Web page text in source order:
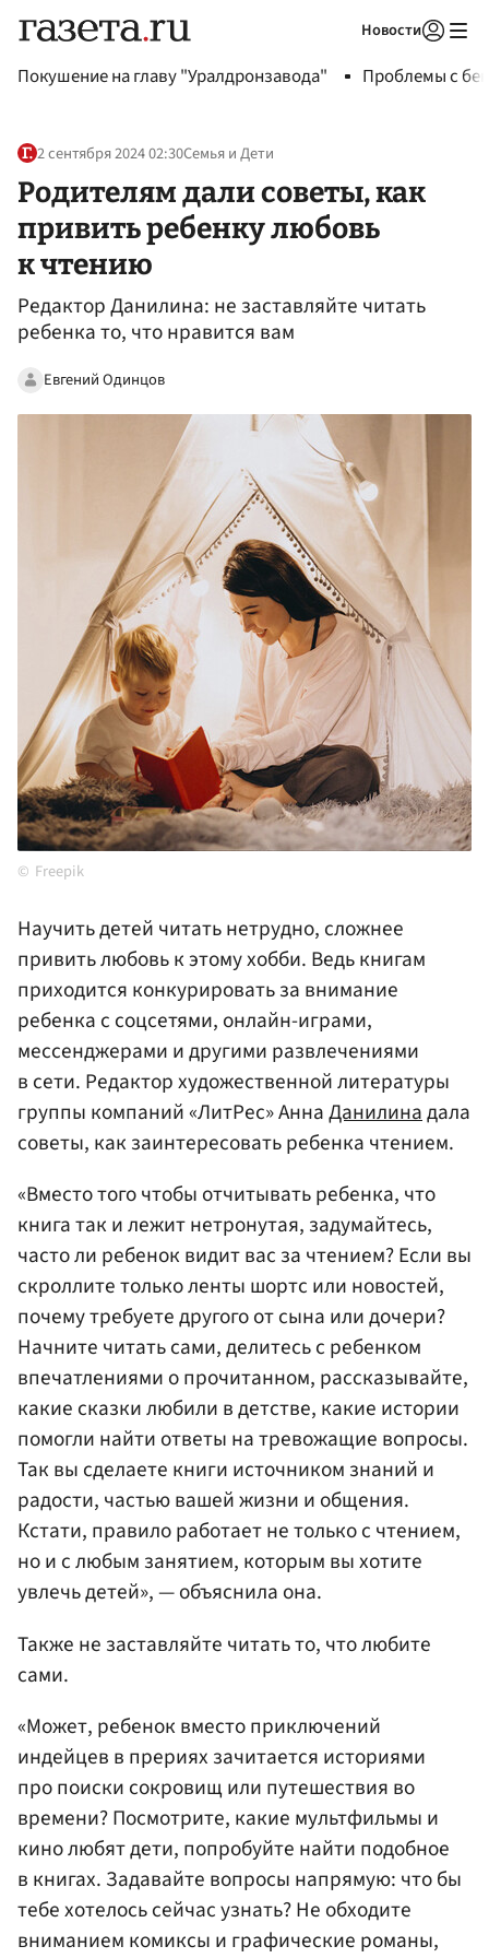
Новости
Покушение на главу "Уралдронзавода" Проблемы с
2 сентября 2024 02:30Семья и Дети
Родителям дали советы, как
привить ребенку любовь
к чтению
Редактор Данилина: не заставляйте читать
ребенка то, что нравится вам
Евгений Одинцов
Freepik
Научить детей читать нетрудно, сложнее
привить любовь к этому хобби. Ведь книгам
приходится конкурировать за внимание
ребенка с соцсетями, онлайн-играми,
мессенджерами и другими развлечениями
в сети. Редактор художественной литературы
группы компаний «ЛитРес» АннаДанилинадала
советы, как заинтересовать ребенка чтением.
«Вместо того чтобы отчитывать ребенка, что
книга так и лежит нетронутая, задумайтесь,
часто ли ребенок видит вас за чтением? Если вы
скроллите только ленты шортс или новостей,
почему требуете другого от сына или дочери?
Начните читать сами, делитесь с ребенком
впечатлениями о прочитанном, рассказывайте,
какие сказки любили в детстве, какие истории
помогли найти ответы на тревожащие вопросы.
Так вы сделаете книги источником знаний и
радости, частью вашей жизни и общения.
Кстати, правило работает не только с чтением,
но и с любым занятием, которым вы хотите
увлечь детей», — объяснила она.
Также не заставляйте читать то, что любите
сами.
«Может, ребенок вместо приключений
индейцев в прериях зачитается историями
про поиски сокровищ или путешествия во
времени? Посмотрите, какие мультфильмы и
кино любят дети, попробуйте найти подобное
в книгах. Задавайте вопросы напрямую: что бы
тебе хотелось сейчас узнать? Не обходите
вниманием комиксы и графические романы,